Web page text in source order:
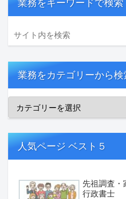
業務をキーワードで検索
業務をカテゴリーから検
人気ページ ベスト５
先祖調査・
行政書士